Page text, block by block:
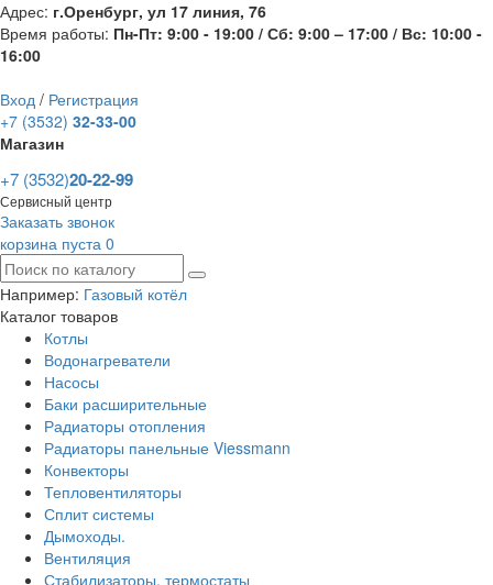
Адрес: г.Оренбург, ул 17 линия, 76
Время работы: Пн-Пт: 9:00 - 19:00 / Сб: 9:00 – 17:00 / Вс: 10:00 -
16:00
Вход / Регистрация
+7 (3532) 32-33-00
Магазин
+7 (3532)20-22-99
Сервисный центр
Заказать звонок
корзина пуста 0
Например: Газовый котёл
Каталог товаров
Котлы
Водонагреватели
Насосы
Баки расширительные
Радиаторы отопления
Радиаторы панельные Viessmann
Конвекторы
Тепловентиляторы
Сплит системы
Дымоходы.
Вентиляция
Стабилизаторы, термостаты